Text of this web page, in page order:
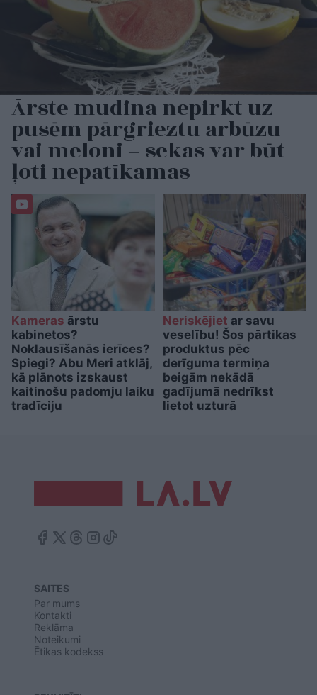
Ārste mudina nepirkt uz
pusēm pārgrieztu arbūzu
vai meloni – sekas var būt
ļoti nepatīkamas
Kameras ārstu
kabinetos?
Noklausīšanās ierīces?
Spiegi? Abu Meri atklāj,
kā plānots izskaust
kaitinošu padomju laiku
tradīciju
Neriskējiet ar savu
veselību! Šos pārtikas
produktus pēc
derīguma termiņa
beigām nekādā
gadījumā nedrīkst
lietot uzturā
SAITES
Par mums
Kontakti
Reklāma
Noteikumi
Ētikas kodekss